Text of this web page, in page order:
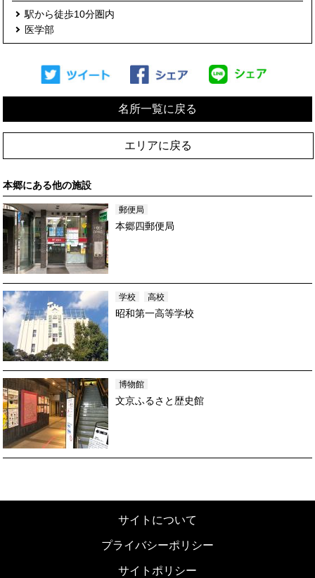
駅から徒歩10分圏内
医学部
名所一覧に戻る
エリアに戻る
本郷にある他の施設
郵便局
本郷四郵便局
学校 高校
昭和第一高等学校
博物館
文京ふるさと歴史館
サイトについて
プライバシーポリシー
サイトポリシー